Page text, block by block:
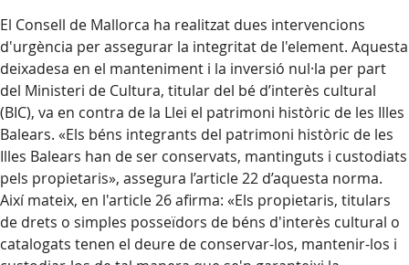
El Consell de Mallorca ha realitzat dues intervencions
d'urgència per assegurar la integritat de l'element. Aquesta
deixadesa en el manteniment i la inversió nul·la per part
del Ministeri de Cultura, titular del bé d’interès cultural
(BIC), va en contra de la Llei el patrimoni històric de les Illes
Balears. «Els béns integrants del patrimoni històric de les
Illes Balears han de ser conservats, mantinguts i custodiats
pels propietaris», assegura l’article 22 d’aquesta norma.
Així mateix, en l'article 26 afirma: «Els propietaris, titulars
de drets o simples posseïdors de béns d'interès cultural o
catalogats tenen el deure de conservar-los, mantenir-los i